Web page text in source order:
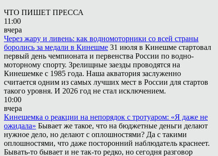
ЧТО ПИШЕТ ПРЕССА
11:00
вчера
Через жару и ливень: как водномоторники со всей страны
боролись за медали в Кинешме 31 июля в Кинешме стартовал
первый день чемпионата и первенства России по водно-
моторному спорту. Зрелищные заезды проводятся на
Кинешемке с 1985 года. Наша акватория заслуженно
считается одним из самых лучших мест в России для стартов
такого уровня. И 2026 год не стал исключением.
10:00
вчера
Кинешемка о реакции на непорядок с тротуаром: «Я даже не
ожидала» Бывает же такое, что на бюджетные деньги делают
нужное дело, но делают с оплошностями? Да с такими
оплошностями, что даже посторонний наблюдатель краснеет.
Бывать-то бывает и не так-то редко, но сегодня разговор